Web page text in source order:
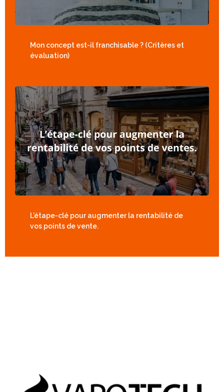
Mon concept est-il franchisable ? (Critères et
évaluation)
L’étape-clé pour augmenter la rentabilité de
vos points de vente.